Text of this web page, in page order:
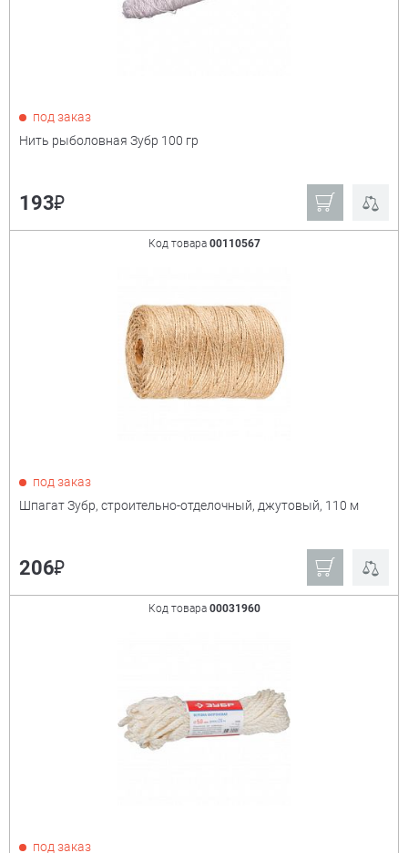
под заказ
Нить рыболовная Зубр 100 гр
193₽
Код товара 00110567
под заказ
Шпагат Зубр, строительно-отделочный, джутовый, 110 м
206₽
Код товара 00031960
под заказ